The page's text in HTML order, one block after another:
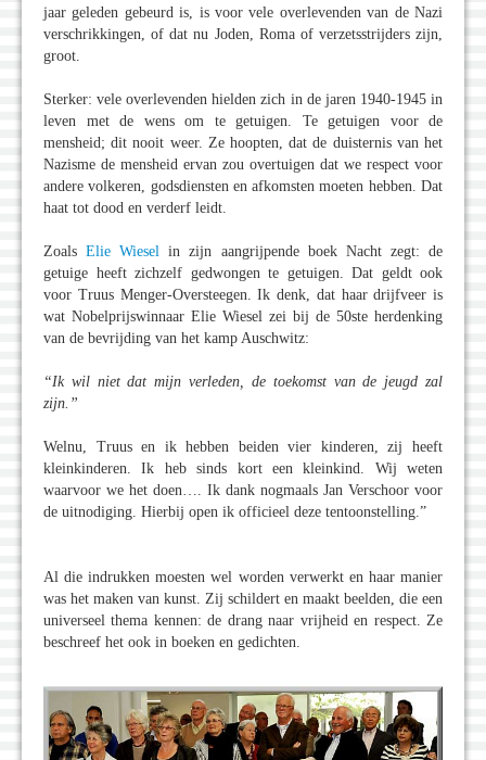
jaar geleden gebeurd is, is voor vele overlevenden van de Nazi
verschrikkingen, of dat nu Joden, Roma of verzetsstrijders zijn,
groot.
Sterker: vele overlevenden hielden zich in de jaren 1940-1945 in
leven met de wens om te getuigen. Te getuigen voor de
mensheid; dit nooit weer. Ze hoopten, dat de duisternis van het
Nazisme de mensheid ervan zou overtuigen dat we respect voor
andere volkeren, godsdiensten en afkomsten moeten hebben. Dat
haat tot dood en verderf leidt.
ZoalsElie Wiesel in zijn aangrijpende boek Nacht zegt: de
getuige heeft zichzelf gedwongen te getuigen. Dat geldt ook
voor Truus Menger-Oversteegen. Ik denk, dat haar drijfveer is
wat Nobelprijswinnaar Elie Wiesel zei bij de 50ste herdenking
van de bevrijding van het kamp Auschwitz:
“Ik wil niet dat mijn verleden, de toekomst van de jeugd zal
zijn.”
Welnu, Truus en ik hebben beiden vier kinderen, zij heeft
kleinkinderen. Ik heb sinds kort een kleinkind. Wij weten
waarvoor we het doen…. Ik dank nogmaals Jan Verschoor voor
de uitnodiging. Hierbij open ik officieel deze tentoonstelling.”
Al die indrukken moesten wel worden verwerkt en haar manier
was het maken van kunst. Zij schildert en maakt beelden, die een
universeel thema kennen: de drang naar vrijheid en respect. Ze
beschreef het ook in boeken en gedichten.